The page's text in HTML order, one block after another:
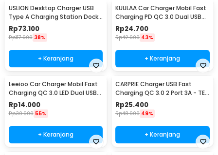
USLION Desktop Charger USB
Type A Charging Station Dock
5 Port 4A - US04
Rp73.100
Rp117.900 38%
+ Keranjang
KUULAA Car Charger Mobil Fast
Charging PD QC 3.0 Dual USB
1.67A 20W - A318
Rp24.700
Rp42.900 43%
+ Keranjang
Leeioo Car Charger Mobil Fast
Charging QC 3.0 LED Dual USB
Port 2.4A - LE001
Rp14.000
Rp30.900 55%
+ Keranjang
CARPRIE Charger USB Fast
Charging QC 3.0 2 Port 3A - TE-
820
Rp25.400
Rp48.900 49%
+ Keranjang